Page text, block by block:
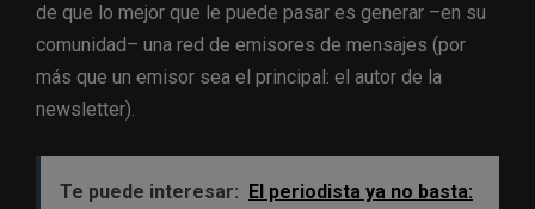
de que lo mejor que le puede pasar es generar –en su
comunidad– una red de emisores de mensajes (por
más que un emisor sea el principal: el autor de la
newsletter).
Te puede interesar: El periodista ya no basta: